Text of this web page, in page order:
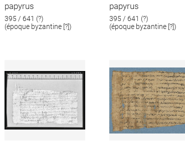
papyrus
395 / 641 (?)
(époque byzantine [?])
papyrus
395 / 641 (?)
(époque byzantine [?])